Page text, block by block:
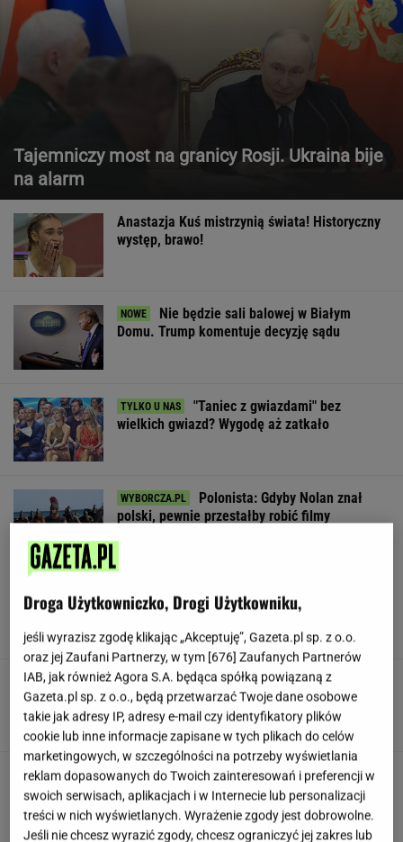
Tajemniczy most na granicy Rosji. Ukraina bije
na alarm
Anastazja Kuś mistrzynią świata! Historyczny
występ, brawo!
Nie będzie sali balowej w Białym
Domu. Trump komentuje decyzję sądu
"Taniec z gwiazdami" bez
wielkich gwiazd? Wygodę aż zatkało
Polonista: Gdyby Nolan znał
polski, pewnie przestałby robić filmy
SUBSKRYPCJA
ignorować
Trudno uwierzyć w to, co zrobił Hurkacz w
Montrealu. Miał już piłki meczowe
Droga Użytkowniczko, Drogi Użytkowniku,
jeśli wyrazisz zgodę klikając „Akceptuję”, Gazeta.pl sp. z o.o.
oraz jej Zaufani Partnerzy, w tym [676] Zaufanych Partnerów
IAB, jak również Agora S.A. będąca spółką powiązaną z
Gazeta.pl sp. z o.o., będą przetwarzać Twoje dane osobowe
takie jak adresy IP, adresy e-mail czy identyfikatory plików
cookie lub inne informacje zapisane w tych plikach do celów
marketingowych, w szczególności na potrzeby wyświetlania
reklam dopasowanych do Twoich zainteresowań i preferencji w
swoich serwisach, aplikacjach i w Internecie lub personalizacji
treści w nich wyświetlanych. Wyrażenie zgody jest dobrowolne.
Jeśli nie chcesz wyrazić zgody, chcesz ograniczyć jej zakres lub